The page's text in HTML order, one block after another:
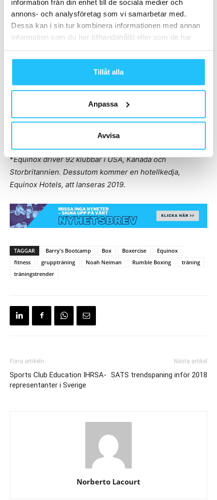
information från din enhet till de sociala medier och
annons- och analysföretag som vi samarbetar med.
Dessa kan i sin tur kombinera informationen med annan
information som du har tillhandahållit eller som de har
Tillåt alla
Anpassa
Avvisa
förbi.
*Equinox driver 92 klubbar i USA, Kanada och
Storbritannien. Dessutom kommer en hotellkedja,
Equinox Hotels, att lanseras 2019.
TAGGAR Barry's Bootcamp Box Boxercise
Equinox
fitness
gruppträning Noah Neiman Rumble Boxing
träning
träningstrender
Förra artikeln
Sports Club Education IHRSA-
representanter i Sverige
Nästa artikel
SATS trendspaning inför 2018
Norberto Lacourt